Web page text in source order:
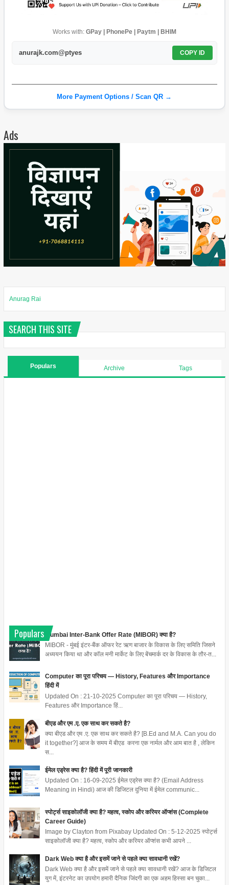
Works with: GPay | PhonePe | Paytm | BHIM
anurajk.com@ptyes COPY ID
More Payment Options / Scan QR →
Ads
Anurag Rai
SEARCH THIS SITE
Populars Archive Tags
Populars
Mumbai Inter-Bank Offer Rate (MIBOR) क्या है?
MIBOR - मुंबई इंटर-बैंक ऑफर रेट ऋण बाजार के विकास के लिए समिति जिसने
अध्ययन किया था और कॉल मनी मार्केट के लिए बेंचमार्क दर के विकास के तौर-त...
Computer का पूरा परिचय — History, Features और Importance
हिंदी में
Updated On : 21-10-2025 Computer का पूरा परिचय — History,
Features और Importance हिं...
बीएड और एम .ए. एक साथ कर सकते है?
क्या बीएड और एम .ए. एक साथ कर सकते है? [B.Ed and M.A. Can you do
it together?] आज के समय में बीएड करना एक नार्मल और आम बात है , लेकिन
स...
ईमेल एड्रेस क्या है? हिंदी में पूरी जानकारी
Updated On : 16-09-2025 ईमेल एड्रेस क्या है? (Email Address
Meaning in Hindi) आज की डिजिटल दुनिया में ईमेल communic...
स्पोर्ट्स साइकोलॉजी क्या है? महत्व, स्कोप और करियर ऑप्शंस (Complete
Career Guide)
Image by Clayton from Pixabay Updated On : 5-12-2025 स्पोर्ट्स
साइकोलॉजी क्या है? महत्व, स्कोप और करियर ऑप्शंस कभी आपने ...
Dark Web क्या है और इसमें जाने से पहले क्या सावधानी रखें?
Dark Web क्या है और इसमें जाने से पहले क्या सावधानी रखें? आज के डिजिटल
युग में, इंटरनेट का उपयोग हमारी दैनिक जिंदगी का एक अहम हिस्सा बन चुका...